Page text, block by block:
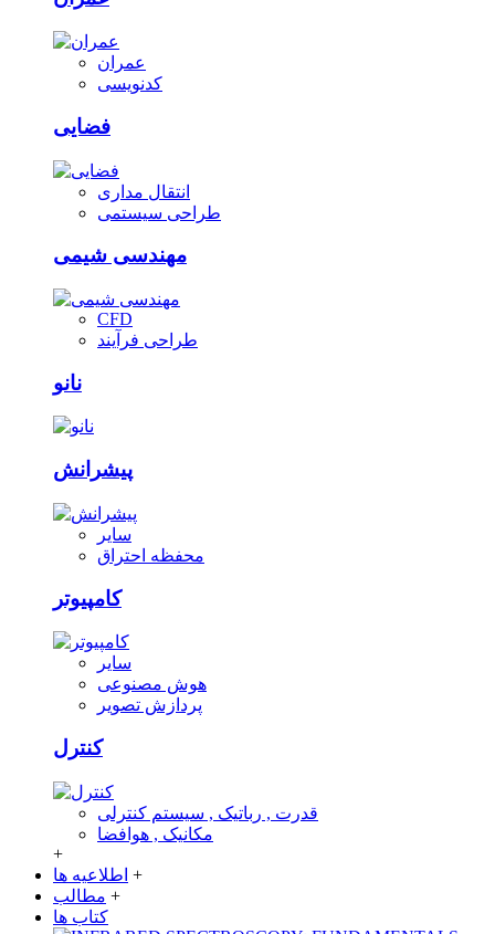
عمران
کدنویسی
فضایی
انتقال مداری
طراحی سیستمی
مهندسی شیمی
CFD
طراحی فرآیند
نانو
پیشرانش
سایر
محفظه احتراق
کامپیوتر
سایر
هوش مصنوعی
پردازش تصویر
کنترل
قدرت , رباتیک , سیستم کنترلی
مکانیک , هوافضا
+
اطلاعیه ها +
مطالب +
کتاب ها